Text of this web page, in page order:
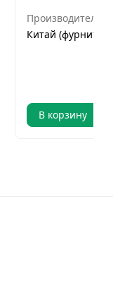
Производитель
Китай
В корзину